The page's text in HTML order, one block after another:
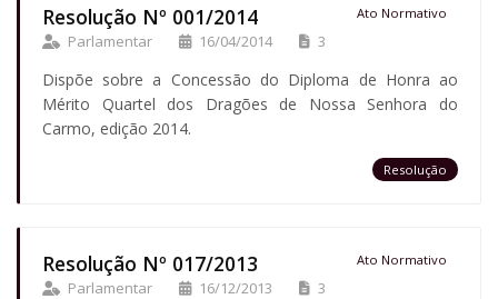
Resolução Nº 001/2014 Ato Normativo
Parlamentar 16/04/2014 3
Dispõe sobre a Concessão do Diploma de Honra ao
Mérito Quartel dos Dragões de Nossa Senhora do
Carmo, edição 2014.
Resolução
Resolução Nº 017/2013 Ato Normativo
Parlamentar 16/12/2013 3